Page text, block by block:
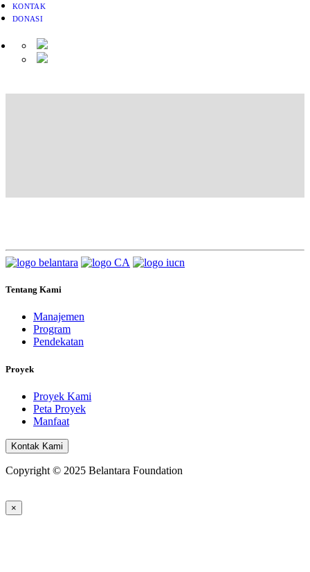
KONTAK
DONASI
Tentang Kami
Manajemen
Program
Pendekatan
Proyek
Proyek Kami
Peta Proyek
Manfaat
Kontak Kami
Copyright © 2025 Belantara Foundation
×